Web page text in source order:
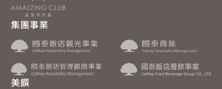
集團事業
美饌